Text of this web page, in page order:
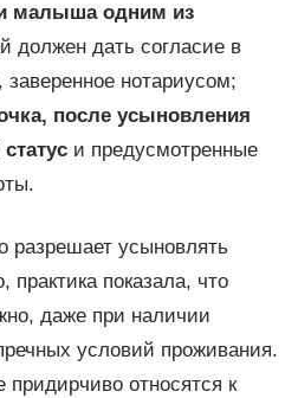
малыша одним из
должен дать согласие в
нотариусом;
после усыновления
и предусмотренные
разрешает усыновлять
показала, что
даже при наличии
условий проживания.
относятся к